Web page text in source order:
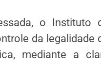
o Instituto
da legalidade
mediante a